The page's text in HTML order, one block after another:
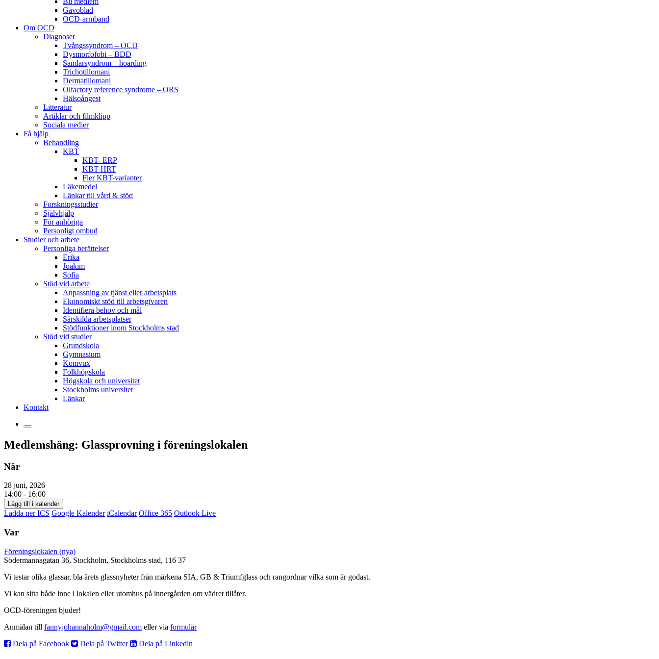
Gåvoblad
OCD-armband
Om OCD
Diagnoser
Tvångssyndrom – OCD
Dysmorfofobi – BDD
Samlarsyndrom – hoarding
Trichotillomani
Dermatillomani
Olfactory reference syndrome – ORS
Hälsoångest
Litteratur
Artiklar och filmklipp
Sociala medier
Få hjälp
Behandling
KBT
KBT- ERP
KBT-HRT
Fler KBT-varianter
Läkemedel
Länkar till vård & stöd
Forskningsstudier
Självhjälp
För anhöriga
Personligt ombud
Studier och arbete
Personliga berättelser
Erika
Joakim
Sofia
Stöd vid arbete
Anpassning av tjänst eller arbetsplats
Ekonomiskt stöd till arbetsgivaren
Identifiera behov och mål
Särskilda arbetsplatser
Stödfunktioner inom Stockholms stad
Stöd vid studier
Grundskola
Gymnasium
Komvux
Folkhögskola
Högskola och universitet
Stockholms universitet
Länkar
Kontakt
Medlemshäng: Glassprovning i föreningslokalen
När
28 juni, 2026
14:00 - 16:00
Lägg till i kalender
Ladda ner ICS Google Kalender iCalendar Office 365 Outlook Live
Var
Föreningslokalen (nya)
Södermannagatan 36, Stockholm, Stockholms stad, 116 37
Vi testar olika glassar, bla årets glassnyheter från märkena SIA, GB & Triumfglass och rangordnar vilka som är godast.
Vi kan sitta både inne i lokalen eller utomhus på innergården om vädret tillåter.
OCD-föreningen bjuder!
Anmälan till fannyjohannaholm@gmail.com eller via formulär
Dela på Facebook
Dela på Twitter Dela på Linkedin